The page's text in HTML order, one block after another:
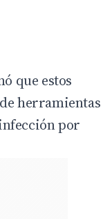
que estos
herramientas
por